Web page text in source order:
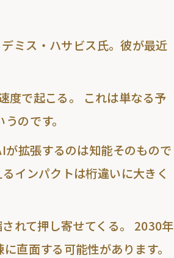
ミス・ハサビス氏。彼が最近
度で起こる。 これは単なる予
のです。
拡張するのは知能そのもので
インパクトは桁違いに大きく
れて押し寄せてくる。 2030年
直面する可能性があります。